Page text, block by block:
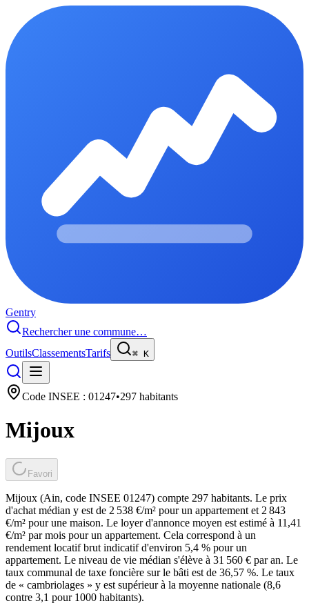
Gentry
Rechercher une commune…
OutilsClassementsTarifs ⌘ K
Code INSEE : 01247•297 habitants
Mijoux
Favori
Mijoux (Ain, code INSEE 01247) compte 297 habitants. Le prix
d'achat médian y est de 2 538 €/m² pour un appartement et 2 843
€/m² pour une maison. Le loyer d'annonce moyen est estimé à 11,41
€/m² par mois pour un appartement. Cela correspond à un
rendement locatif brut indicatif d'environ 5,4 % pour un
appartement. Le niveau de vie médian s'élève à 31 560 € par an. Le
taux communal de taxe foncière sur le bâti est de 36,57 %. Le taux
de « cambriolages » y est supérieur à la moyenne nationale (8,6
contre 3,1 pour 1000 habitants).